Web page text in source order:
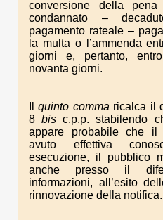
conversione della
condannato –
pagamento rateale –
la multa o l’ammenda
giorni e, pertanto,
novanta giorni.
Ilquinto comma ricalca il
8bis c.p.p. stabilendo
appare probabile che il
avuto effettiva
esecuzione, il pubblico
anche presso il
informazioni, all’esito
rinnovazione della notifica.